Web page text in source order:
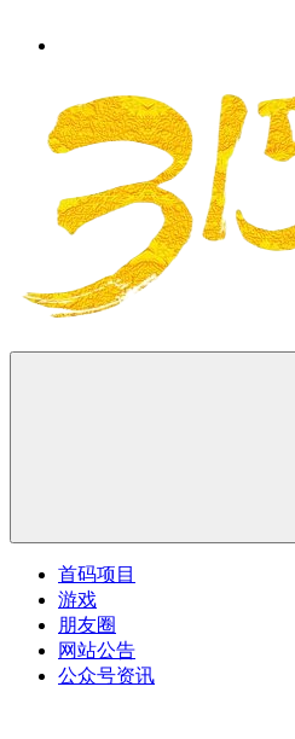
首码项目
游戏
朋友圈
网站公告
公众号资讯